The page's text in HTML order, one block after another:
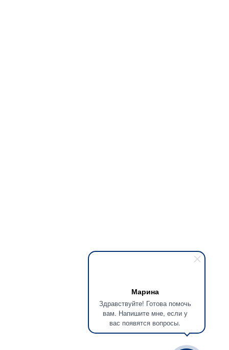
Марина
Здравствуйте! Готова помочь
вам. Напишите мне, если у
вас появятся вопросы.